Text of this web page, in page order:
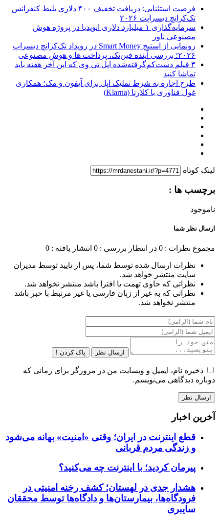
فرصت استثنایی: دریافت تخفیف ۴۰۰ دلاری بلیط کنفرانس
تک‌کرانچ دیسراپت ۲۰۲۶
سرمایه‌گذاری ۱ میلیارد دلاری انویدیا در پروژه هوش
مصنوعی ناور
رونمایی از استیج Smart Money در رویداد تک‌کرانچ دیسراپ
۲۰۲۶؛ بررسی آینده فین‌تک، پرداخت‌ ها و هوش مصنوعی
۳ فیلم دست‌کم‌گرفته‌شده اپل تی وی که این آخر هفته باید
تماشا کنید
طرح اجاره به شرط تملیک اپل برای آیفون و مک؛ همکاری
غول فناوری با کلارنا (Klarna)
لینک کوتاه
برچسب ها :
ناموجود
ارسال نظر شما
مجموع نظرات : 0 در انتظار بررسی : 0 انتشار یافته : 0
نظرات ارسال شده توسط شما، پس از تایید توسط مدیران
سایت منتشر خواهد شد.
نظراتی که حاوی تهمت یا افترا باشد منتشر نخواهد شد.
نظراتی که به غیر از زبان فارسی یا غیر مرتبط با خبر باشد
منتشر نخواهد شد.
ارسال نظر پاک کردن !
ذخیره نام، ایمیل و وبسایت من در مرورگر برای زمانی که
دوباره دیدگاهی می‌نویسم.
آخرین اخبار
قطع اینترنت در ایران؛ وقتی «امنیت» بهانه می‌شود
و زندگی مردم قربانی
پیرمان کردید؛ با اینترنت چه می‌کنید؟
هشدار جدی در لهستان؛ کشف رخنه امنیتی در
فرودگاه‌ها، بیمارستان‌ها و دادگاه‌ها توسط محققان
سایبری